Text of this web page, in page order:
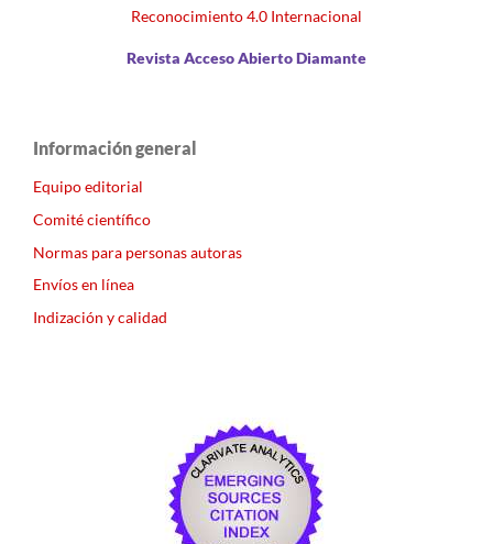
Reconocimiento 4.0 Internacional
Revista Acceso Abierto Diamante
Información general
Equipo editorial
Comité científico
Normas para personas autoras
Envíos en línea
Indización y calidad